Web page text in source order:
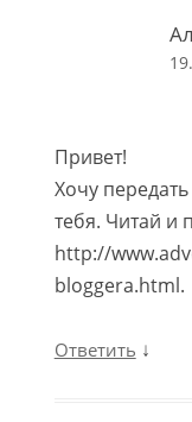
Привет!
Хочу
тебя. Читай и
http://
bloggera.html.
Ответить ↓